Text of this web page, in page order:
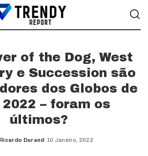
of the Dog, West
e Succession são
dos Globos de
2022 – foram os
últimos?
Posted
Ricardo Durand 10 Janeiro, 2022